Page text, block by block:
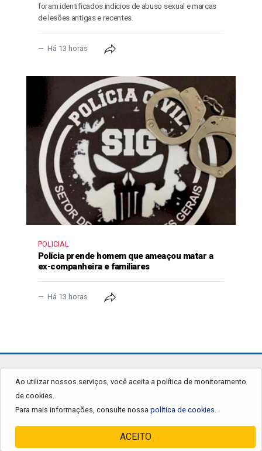
foram identificados indícios de abuso sexual e marcas
de lesões antigas e recentes.
Há 13 horas
POLICIAL
Polícia prende homem que ameaçou matar a
ex-companheira e familiares
Há 13 horas
Ao utilizar nossos serviços, você aceita a política de monitoramento
de cookies.
Para mais informações, consulte nossa política de cookies.
ACEITO
jornalgrandourados.com.br